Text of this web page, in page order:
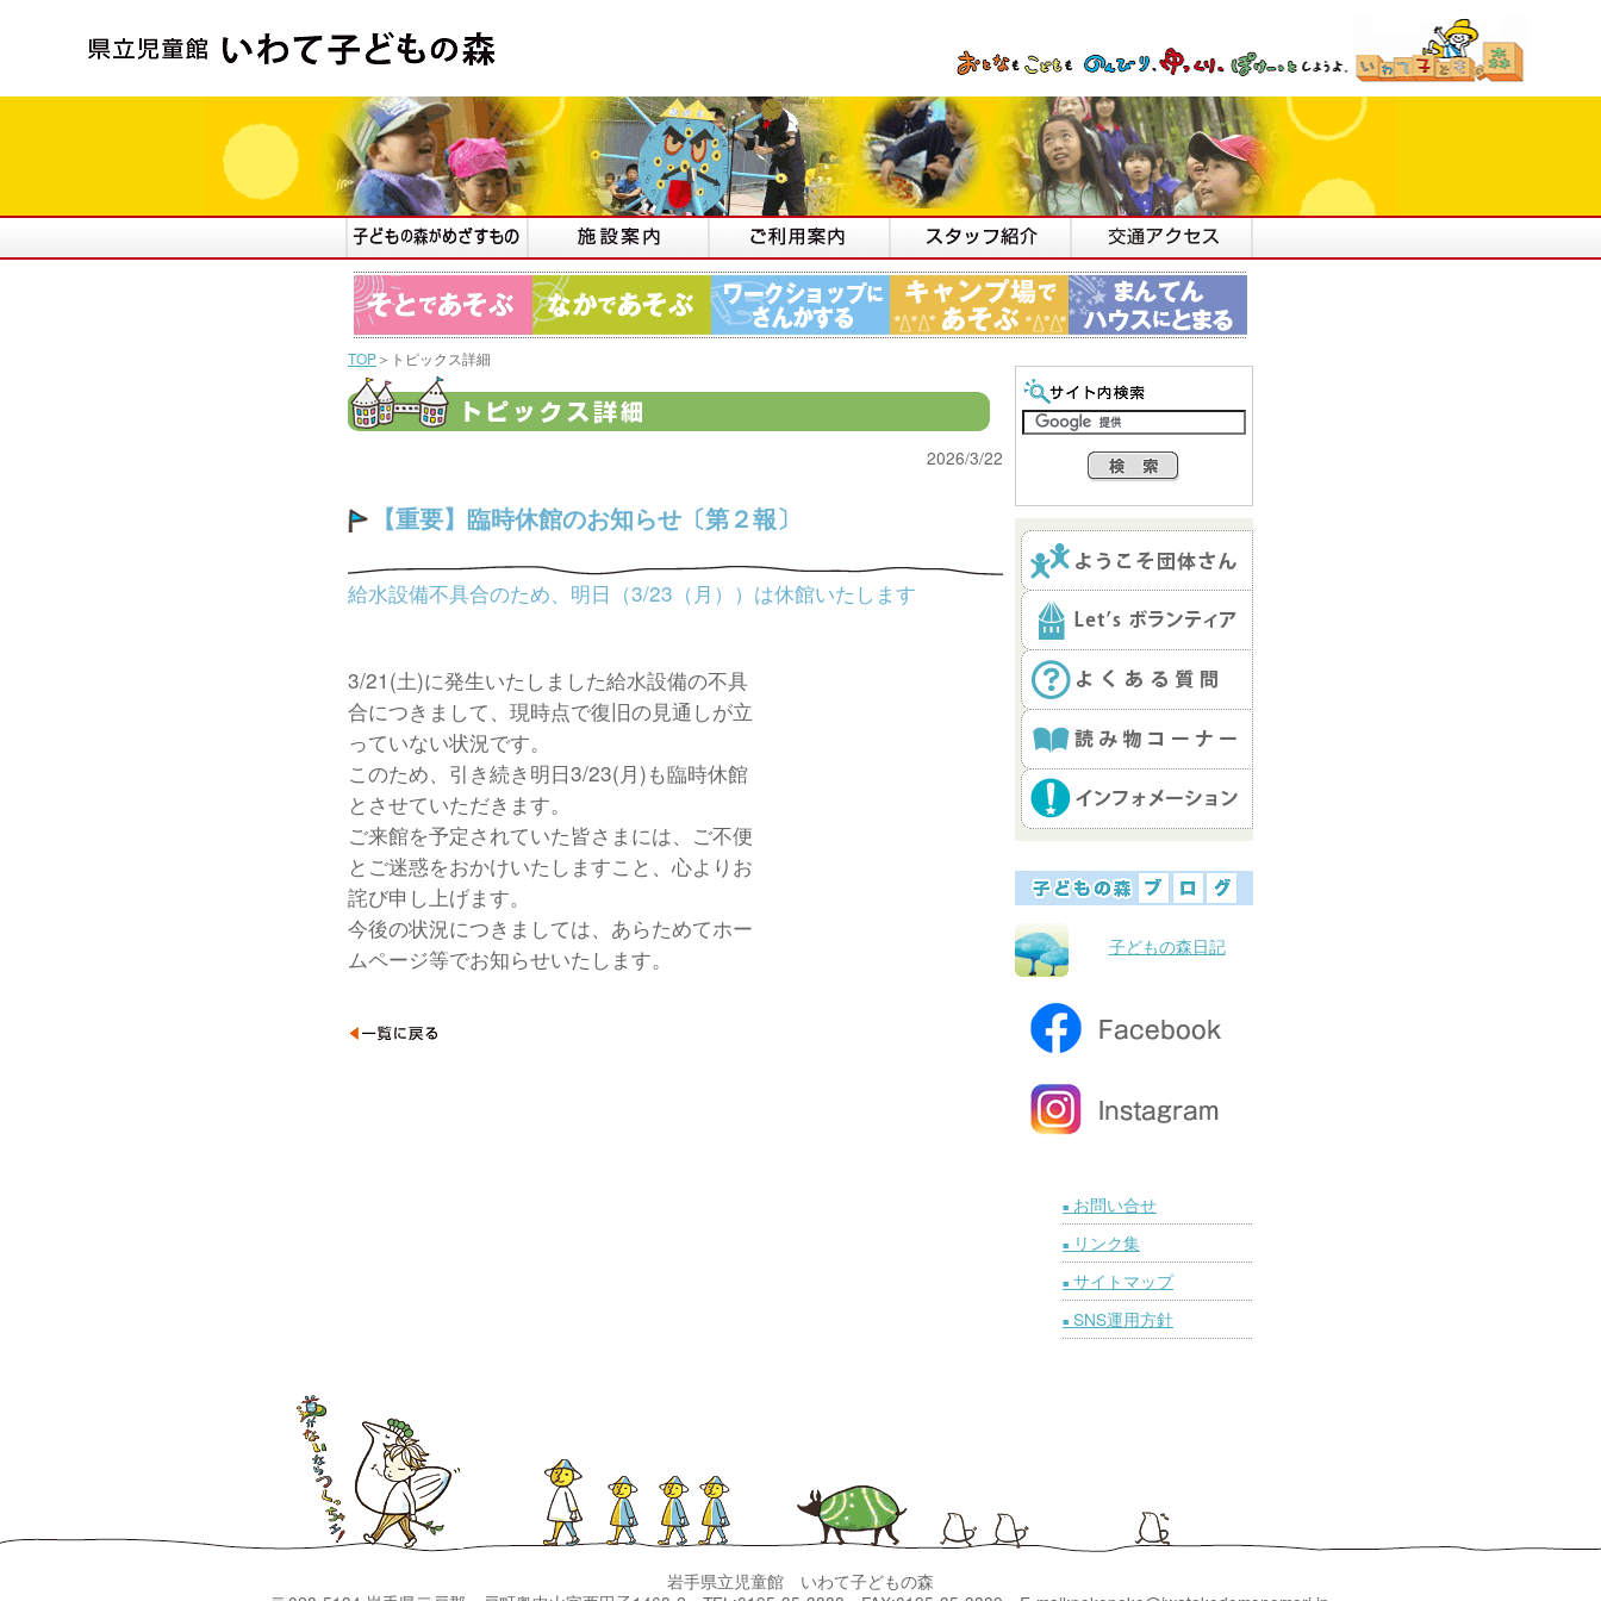
TOP＞トピックス詳細
2026/3/22
【重要】臨時休館のお知らせ〔第２報〕
給水設備不具合のため、明日（3/23（月））は休館いたします
3/21(土)に発生いたしました給水設備の不具
合につきまして、現時点で復旧の見通しが立
っていない状況です。
このため、引き続き明日3/23(月)も臨時休館
とさせていただきます。
ご来館を予定されていた皆さまには、ご不便
とご迷惑をおかけいたしますこと、心よりお
詫び申し上げます。
今後の状況につきましては、あらためてホー
ムページ等でお知らせいたします。
子どもの森日記
■ お問い合せ
■ リンク集
■ サイトマップ
■ SNS運用方針
岩手県立児童館 いわて子どもの森